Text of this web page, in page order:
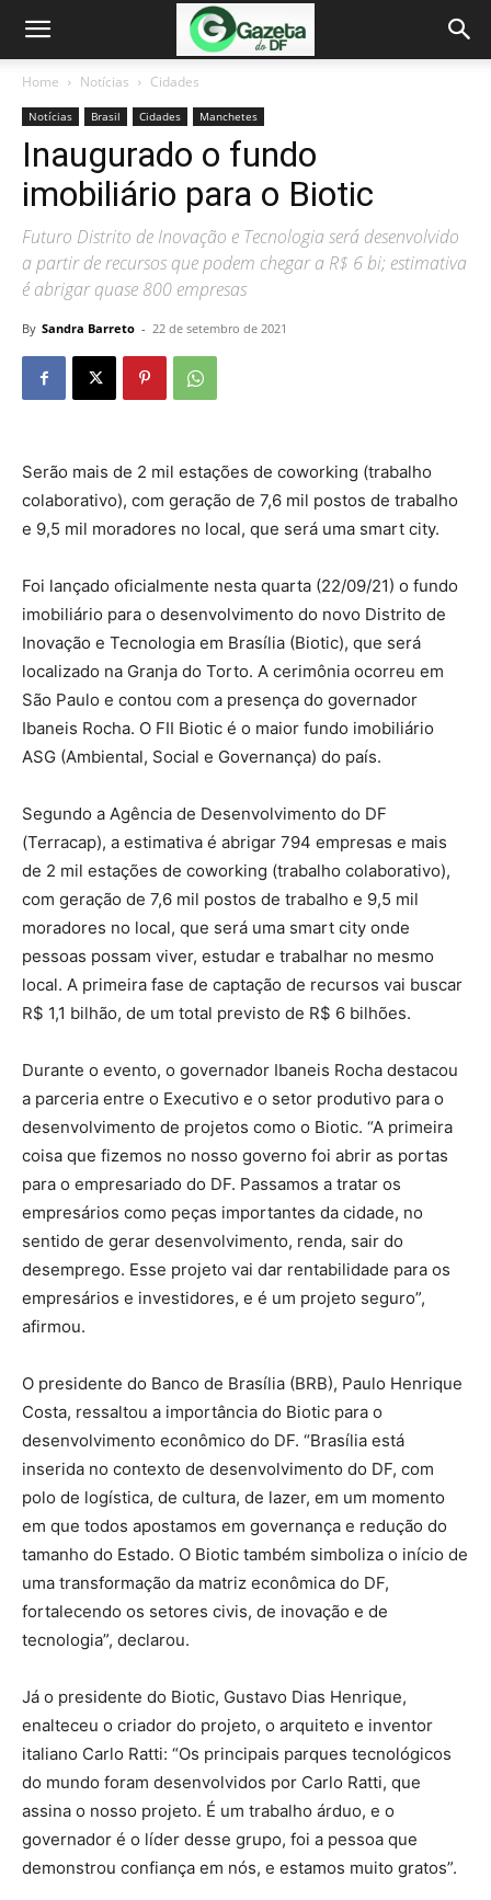
Home Notícias Cidades
Notícias Brasil Cidades Manchetes
Inaugurado o fundo
imobiliário para o Biotic
Futuro Distrito de Inovação e Tecnologia será desenvolvido
a partir de recursos que podem chegar a R$ 6 bi; estimativa
é abrigar quase 800 empresas
By Sandra Barreto - 22 de setembro de 2021
Serão mais de 2 mil estações de coworking (trabalho
colaborativo), com geração de 7,6 mil postos de trabalho
e 9,5 mil moradores no local, que será uma smart city.
Foi lançado oficialmente nesta quarta (22/09/21) o fundo
imobiliário para o desenvolvimento do novo Distrito de
Inovação e Tecnologia em Brasília (Biotic), que será
localizado na Granja do Torto. A cerimônia ocorreu em
São Paulo e contou com a presença do governador
Ibaneis Rocha. O FII Biotic é o maior fundo imobiliário
ASG (Ambiental, Social e Governança) do país.
Segundo a Agência de Desenvolvimento do DF
(Terracap), a estimativa é abrigar 794 empresas e mais
de 2 mil estações de coworking (trabalho colaborativo),
com geração de 7,6 mil postos de trabalho e 9,5 mil
moradores no local, que será uma smart city onde
pessoas possam viver, estudar e trabalhar no mesmo
local. A primeira fase de captação de recursos vai buscar
R$ 1,1 bilhão, de um total previsto de R$ 6 bilhões.
Durante o evento, o governador Ibaneis Rocha destacou
a parceria entre o Executivo e o setor produtivo para o
desenvolvimento de projetos como o Biotic. “A primeira
coisa que fizemos no nosso governo foi abrir as portas
para o empresariado do DF. Passamos a tratar os
empresários como peças importantes da cidade, no
sentido de gerar desenvolvimento, renda, sair do
desemprego. Esse projeto vai dar rentabilidade para os
empresários e investidores, e é um projeto seguro”,
afirmou.
O presidente do Banco de Brasília (BRB), Paulo Henrique
Costa, ressaltou a importância do Biotic para o
desenvolvimento econômico do DF. “Brasília está
inserida no contexto de desenvolvimento do DF, com
polo de logística, de cultura, de lazer, em um momento
em que todos apostamos em governança e redução do
tamanho do Estado. O Biotic também simboliza o início de
uma transformação da matriz econômica do DF,
fortalecendo os setores civis, de inovação e de
tecnologia”, declarou.
Já o presidente do Biotic, Gustavo Dias Henrique,
enalteceu o criador do projeto, o arquiteto e inventor
italiano Carlo Ratti: “Os principais parques tecnológicos
do mundo foram desenvolvidos por Carlo Ratti, que
assina o nosso projeto. É um trabalho árduo, e o
governador é o líder desse grupo, foi a pessoa que
demonstrou confiança em nós, e estamos muito gratos”.